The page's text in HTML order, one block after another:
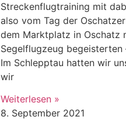
Streckenflugtraining mit
also vom Tag der
dem Marktplatz in Oschatz
Segelflugzeug
Im Schlepptau hatten wir
wir
Weiterlesen »
8. September 2021